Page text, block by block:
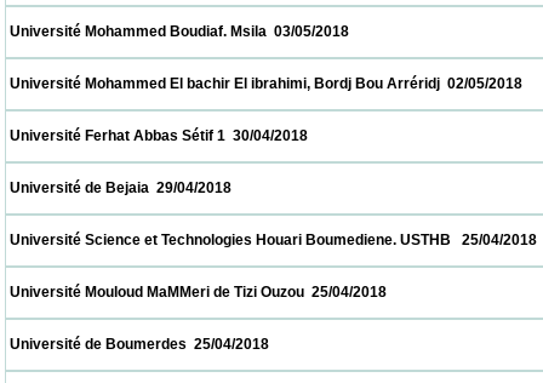
Université Mohammed Boudiaf. Msila  03/05/2018
Université Mohammed El bachir El ibrahimi, Bordj Bou Arréridj
Université Ferhat Abbas Sétif 1  30/04/2018
Université de Bejaia  29/04/2018
Université Science et Technologies Houari Boumediene. USTHB
Université Mouloud MaMMeri de Tizi Ouzou  25/04/2018
Université de Boumerdes  25/04/2018